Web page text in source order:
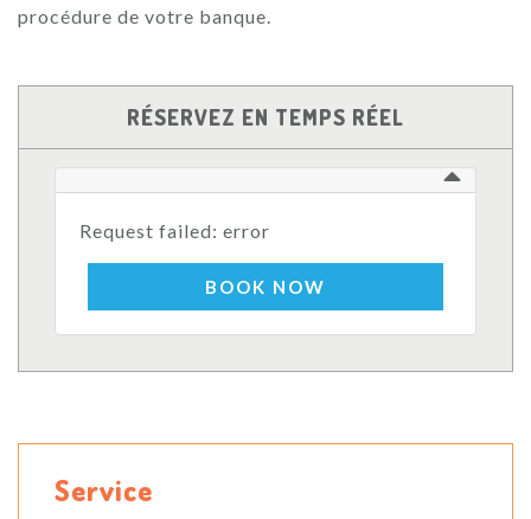
procédure de votre banque.
RÉSERVEZ EN TEMPS RÉEL
Request failed: error
BOOK NOW
Service